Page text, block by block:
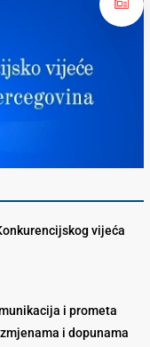
vijeća
i prometa
i dopunama